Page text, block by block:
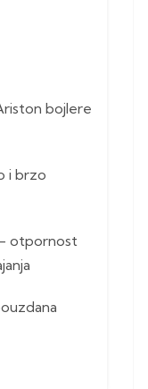
bojlere
i brzo
otpornost